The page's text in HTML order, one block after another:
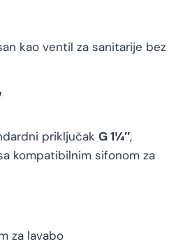
kao ventil za sanitarije bez
priključak G 1¼″,
kompatibilnim sifonom za
za lavabo